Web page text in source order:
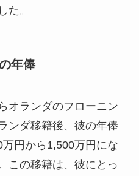
た。
年俸
オランダのフローニン
ンダ移籍後、彼の年俸
円から1,500万円にな
この移籍は、彼にとっ